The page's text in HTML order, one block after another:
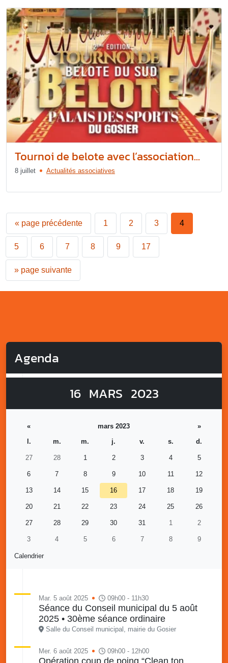
Tournoi de belote avec l’association...
8 juillet Actualités associatives
« page précédente 1 2 3 4
5 6 7 8 9 17
» page suivante
Agenda
16 MARS 2023
Calendrier
« mars 2023
»
l.
m. m. j. v. s. d.
27 28 1 2 3 4 5
6 7 8 9 10 11 12
13 14 15 16 17 18 19
20 21 22 23 24 25 26
27 28 29 30 31 1 2
3 4 5 6 7 8 9
Mar. 5 août 2025 09h00 - 11h30
Séance du Conseil municipal du 5 août
2025 • 30ème séance ordinaire
Salle du Conseil municipal, mairie du Gosier
Mer. 6 août 2025 09h00 - 12h00
Opération coup de poing “Clean ton